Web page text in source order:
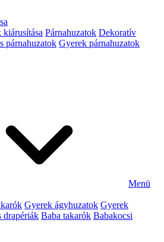
kiárusítása Párnahuzatok Dekoratív
párnahuzatok Gyerek párnahuzatok
Menü
Gyerek ágyhuzatok Gyerek
drapériák Baba takarók Babakocsi